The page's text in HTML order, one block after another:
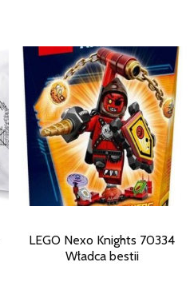
LEGO Nexo Knights 70334
Władca bestii